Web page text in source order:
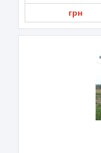
грн